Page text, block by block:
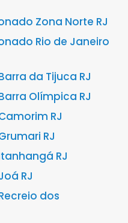
Zona Norte RJ
Rio de Janeiro
da Tijuca RJ
Olímpica RJ
RJ
RJ
RJ
RJ
dos